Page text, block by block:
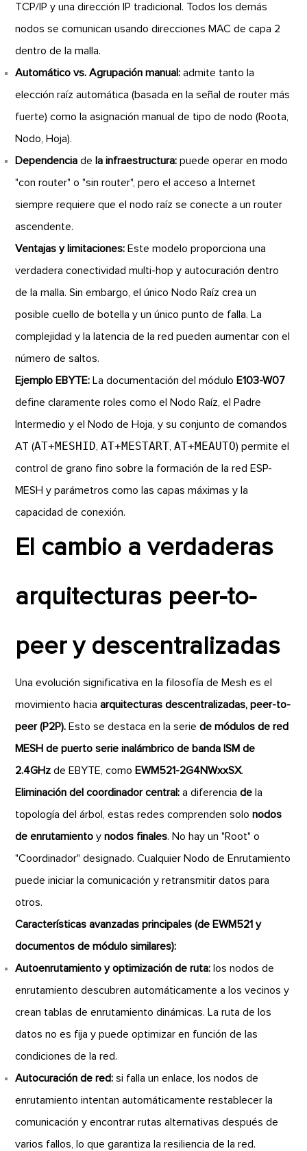
TCP/IP y una dirección IP tradicional. Todos los demás
nodos se comunican usando direcciones MAC de capa 2
dentro de la malla.
Automático vs. Agrupación manual: admite tanto la
elección raíz automática (basada en la señal de router más
fuerte) como la asignación manual de tipo de nodo (Roota,
Nodo, Hoja).
Dependencia de la infraestructura: puede operar en modo
"con router" o "sin router", pero el acceso a Internet
siempre requiere que el nodo raíz se conecte a un router
ascendente.
Ventajas y limitaciones: Este modelo proporciona una
verdadera conectividad multi-hop y autocuración dentro
de la malla. Sin embargo, el único Nodo Raíz crea un
posible cuello de botella y un único punto de falla. La
complejidad y la latencia de la red pueden aumentar con el
número de saltos.
Ejemplo EBYTE: La documentación del módulo E103-W07
define claramente roles como el Nodo Raíz, el Padre
Intermedio y el Nodo de Hoja, y su conjunto de comandos
AT (AT+MESHID ,AT+MESTART ,AT+MEAUTO) permite el
control de grano fino sobre la formación de la red ESP-
MESH y parámetros como las capas máximas y la
capacidad de conexión.
El cambio a verdaderas
arquitecturas peer-to-
peer y descentralizadas
Una evolución significativa en la filosofía de Mesh es el
movimiento haciaarquitecturas descentralizadas, peer-to-
peer (P2P). Esto se destaca en la seriede módulos de red
MESH de puerto serie inalámbrico de banda ISM de
2.4GHz de EBYTE, como EWM521-2G4NWxxSX.
Eliminación del coordinador central: a diferenciade la
topología del árbol, estas redes comprenden solonodos
de enrutamiento ynodos finales. No hay un "Root" o
"Coordinador" designado. Cualquier Nodo de Enrutamiento
puede iniciar la comunicación y retransmitir datos para
otros.
Características avanzadas principales (de EWM521 y
documentos de módulo similares):
Autoenrutamiento y optimización de ruta: los nodos de
enrutamiento descubren automáticamente a los vecinos y
crean tablas de enrutamiento dinámicas. La ruta de los
datos no es fija y puede optimizar en función de las
condiciones de la red.
Autocuración de red: si falla un enlace, los nodos de
enrutamiento intentan automáticamente restablecer la
comunicación y encontrar rutas alternativas después de
varios fallos, lo que garantiza la resiliencia de la red.